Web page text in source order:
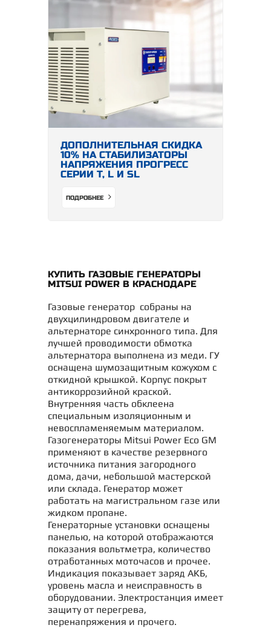
ДОПОЛНИТЕЛЬНАЯ СКИДКА
10% НА СТАБИЛИЗАТОРЫ
НАПРЯЖЕНИЯ ПРОГРЕСС
СЕРИИ Т, L И SL
ПОДРОБНЕЕ
КУПИТЬ ГАЗОВЫЕ ГЕНЕРАТОРЫ
MITSUI POWER В КРАСНОДАРЕ
Газовые генератор собраны на
двухцилиндровом двигателе и
альтернаторе синхронного типа. Для
лучшей проводимости обмотка
альтернатора выполнена из меди. ГУ
оснащена шумозащитным кожухом с
откидной крышкой. Корпус покрыт
антикоррозийной краской.
Внутренняя часть обклеена
специальным изоляционным и
невоспламеняемым материалом.
Газогенераторы Mitsui Power Eco GM
применяют в качестве резервного
источника питания загородного
дома, дачи, небольшой мастерской
или склада. Генератор может
работать на магистральном газе или
жидком пропане.
Генераторные установки оснащены
панелью, на которой отображаются
показания вольтметра, количество
отработанных моточасов и прочее.
Индикация показывает заряд АКБ,
уровень масла и неисправность в
оборудовании. Электростанция имеет
защиту от перегрева,
перенапряжения и прочего.